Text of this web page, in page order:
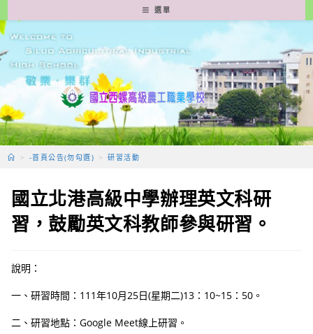
轉
至
要
容
選單
> -首頁公告(勿勾選) > 研習活動
國立北港高級中學辦理英文科研
習，鼓勵英文科教師參與研習。
說明：
一、研習時間：111年10月25日(星期二)13：10~15：50。
二、研習地點：Google Meet線上研習。